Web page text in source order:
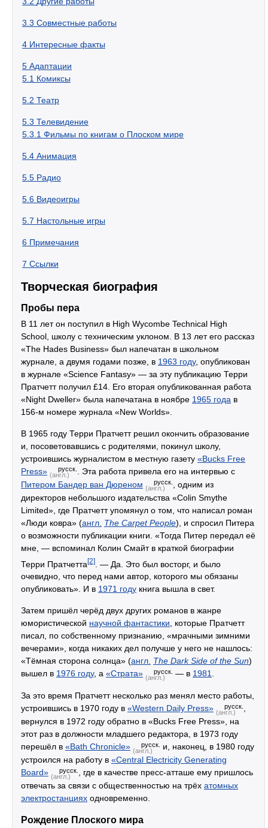
3.3 Совместные работы
4 Интересные факты
5 Адаптации
5.1 Комиксы
5.2 Театр
5.3 Телевидение
5.3.1 Фильмы по книгам о Плоском мире
5.4 Анимация
5.5 Радио
5.6 Видеоигры
5.7 Настольные игры
6 Примечания
7 Ссылки
Творческая биография
Пробы пера
В 11 лет он поступил в High Wycombe Technical High
School, школу с техническим уклоном. В 13 лет его рассказ
«The Hades Business» был напечатан в школьном
журнале, а двумя годами позже, в 1963 году, опубликован
в журнале «Science Fantasy» — за эту публикацию Терри
Пратчетт получил £14. Его вторая опубликованная работа
«Night Dweller» была напечатана в ноябре 1965 года в
156-м номере журнала «New Worlds».
В 1965 году Терри Пратчетт решил окончить образование
и, посоветовавшись с родителями, покинул школу,
устроившись журналистом в местную газету «Bucks Free
Press» (англ.)
русск.
. Эта работа привела его на интервью с
Питером Бандер ван Дюреном (англ.)
русск.
, одним из
директоров небольшого издательства «Colin Smythe
Limited», где Пратчетт упомянул о том, что написал роман
«Люди ковра» (англ. The Carpet People), и спросил Питера
о возможности публикации книги. «Тогда Питер передал её
мне, — вспоминал Колин Смайт в краткой биографии
Терри Пратчетта[2]
. — Да. Это был восторг, и было
очевидно, что перед нами автор, которого мы обязаны
опубликовать». И в 1971 году книга вышла в свет.
Затем пришёл черёд двух других романов в жанре
юмористической научной фантастики, которые Пратчетт
писал, по собственному признанию, «мрачными зимними
вечерами», когда никаких дел получше у него не нашлось:
«Тёмная сторона солнца» (англ. The Dark Side of the Sun)
вышел в 1976 году, а «Страта» (англ.)
русск. — в 1981.
За это время Пратчетт несколько раз менял место работы,
устроившись в 1970 году в «Western Daily Press» (англ.)
русск. ,
вернулся в 1972 году обратно в «Bucks Free Press», на
этот раз в должности младшего редактора, в 1973 году
перешёл в «Bath Chronicle» (англ.)
русск.
и, наконец, в 1980 году
устроился на работу в «Central Electricity Generating
Board» (англ.)
русск. , где в качестве пресс-атташе ему пришлось
отвечать за связи с общественностью на трёх атомных
электростанциях одновременно.
Рождение Плоского мира